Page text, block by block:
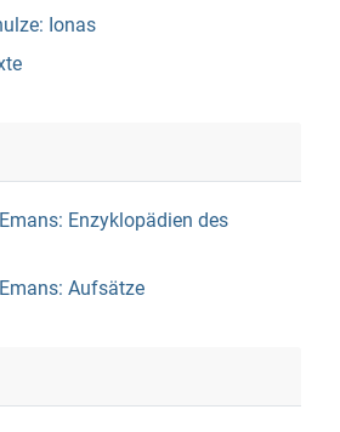
Ionas
Enzyklopädien des
Aufsätze